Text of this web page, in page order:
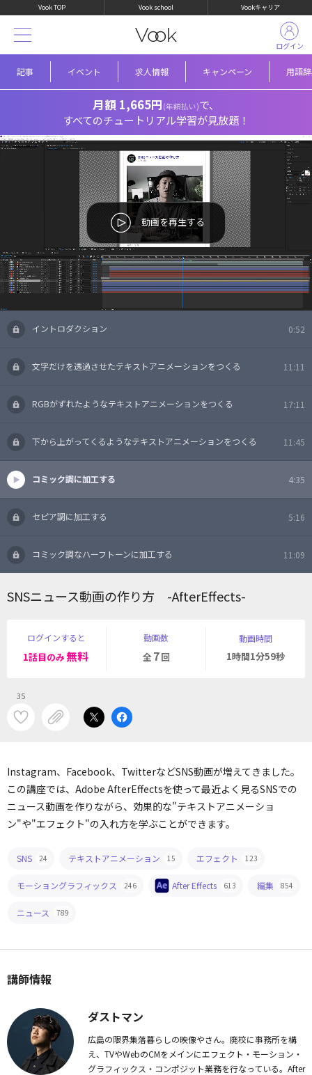
Vook TOP Vook school Vookキャリア
記事 イベント 求人情報 キャンペーン 用語
ログイン
月額 1,665円 (年額払い)で、
すべてのチュートリアル学習が見放題！
イントロダクション 0:52
文字だけを透過させたテキストアニメーションをつくる 11:11
RGBがずれたようなテキストアニメーションをつくる 17:11
下から上がってくるようなテキストアニメーションをつくる 11:45
コミック調に加工する 4:35
セピア調に加工する 5:16
コミック調なハーフトーンに加工する 11:09
SNSニュース動画の作り方 -AfterEffects-
ログインすると
1話目のみ無料
動画数
全7回
動画時間
1時間1分59秒
35
Instagram、Facebook、TwitterなどSNS動画が増えてきました。
この講座では、Adobe AfterEffectsを使って最近よく見るSNSでの
ニュース動画を作りながら、効果的な"テキストアニメーショ
ン"や"エフェクト"の入れ方を学ぶことができます。
SNS 24 テキストアニメーション 15 エフェクト 123
モーショングラフィックス 246 After Effects 613 編集 854
ニュース 789
講師情報
ダストマン
広島の限界集落暮らしの映像やさん。廃校に事務所を構
え、TVやWebのCMをメインにエフェクト・モーション・
グラフィックス・コンポジット業務を行なっている。After
動画を再生する